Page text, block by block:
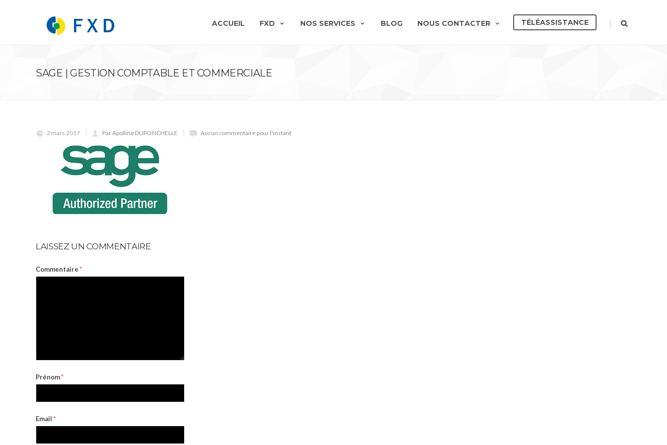
ACCUEIL FXD NOS SERVICES BLOG NOUS CONTACTER TÉLÉASSISTANCE |
SAGE | GESTION COMPTABLE ET COMMERCIALE
2 mars 2017 Par Apolline DUPONCHELLE Aucun commentaire pour l'instant
LAISSEZ UN COMMENTAIRE
Commentaire*
Prénom*
Email*